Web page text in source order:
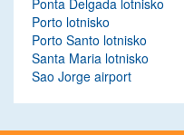
Ponta Delgada lotnisko
Porto lotnisko
Porto Santo lotnisko
Santa Maria lotnisko
Sao Jorge airport